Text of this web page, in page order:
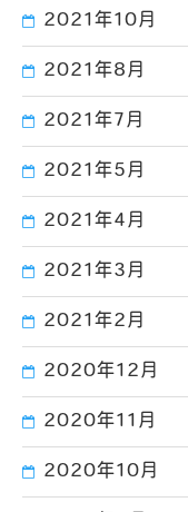
2021年10月
2021年8月
2021年7月
2021年5月
2021年4月
2021年3月
2021年2月
2020年12月
2020年11月
2020年10月